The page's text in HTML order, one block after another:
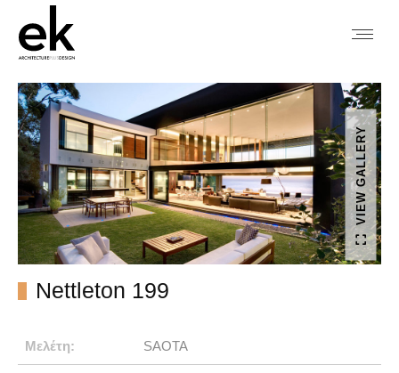
VIEW GALLERY
Nettleton 199
Μελέτη: SAOTA